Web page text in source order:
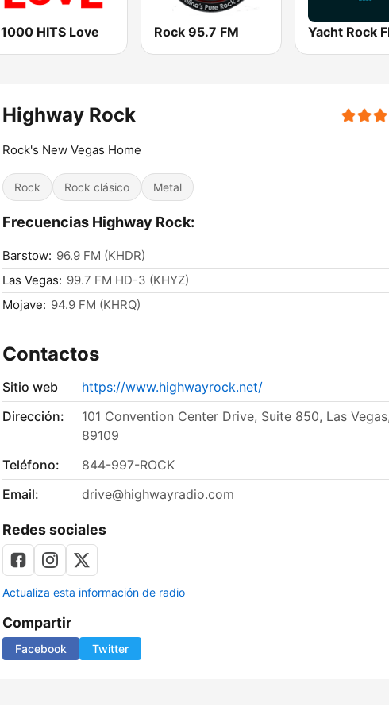
1000 HITS Love Rock 95.7 FM Yacht Rock
Highway Rock
Rock's New Vegas Home
Rock Rock clásico Metal
Frecuencias Highway Rock:
Barstow: 96.9 FM (KHDR)
Las Vegas: 99.7 FM HD-3 (KHYZ)
Mojave: 94.9 FM (KHRQ)
Contactos
Sitio web
https://www.highwayrock.net/
Dirección:
101 Convention Center Drive, Suite 850, Las
89109
Teléfono:
844-997-ROCK
Email:
drive@highwayradio.com
Redes sociales
Actualiza esta información de radio
Compartir
Facebook Twitter